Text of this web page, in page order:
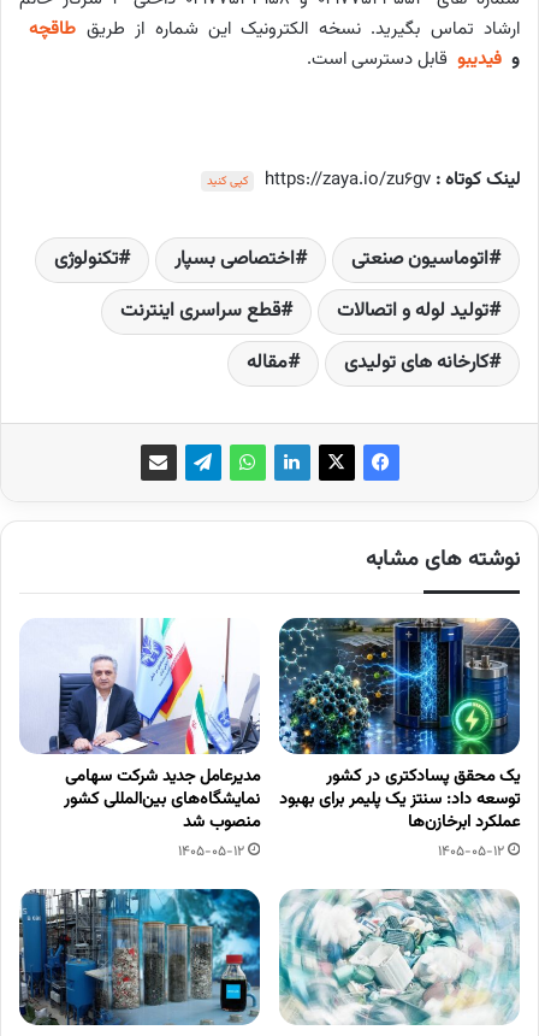
ارشاد تماس بگیرید. نسخه الکترونیک این شماره از طریق طاقچه
و فیدیبو قابل دسترسی است.
لینک کوتاه : https://zaya.io/zu6gv کپی کنید
اتوماسیون صنعتی اختصاصی بسپار
تکنولوژی
تولید لوله و اتصالات
قطع سراسری اینترنت
کارخانه­ های تولیدی
مقاله
نوشته های مشابه
یک محقق پسادکتری در کشور
توسعه داد: سنتز یک پلیمر برای بهبود
عملکرد ابرخازن‌ها
1405-05-12
مدیرعامل جدید شرکت سهامی
نمایشگاه‌های بین‌المللی کشور
منصوب شد
1405-05-12